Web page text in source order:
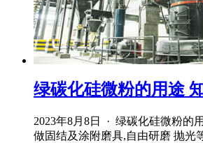
绿碳化硅微粉的用途
2023年8月8日 · 绿碳化硅微粉的
做固结及涂附磨具,自由研磨 抛光